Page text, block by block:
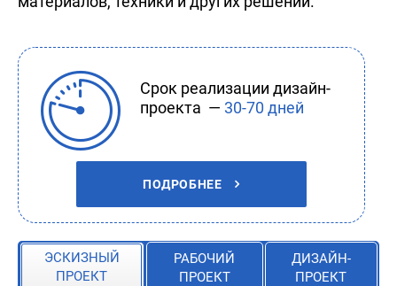
Срок реализации дизайн-
проекта — 30-70 дней
ПОДРОБНЕЕ
ЭСКИЗНЫЙ
ПРОЕКТ
РАБОЧИЙ
ПРОЕКТ
ДИЗАЙН-
ПРОЕКТ